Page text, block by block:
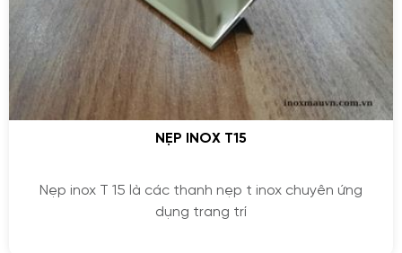
NẸP INOX T15
Nẹp inox T 15 là các thanh nẹp t inox chuyên ứng
dụng trang trí